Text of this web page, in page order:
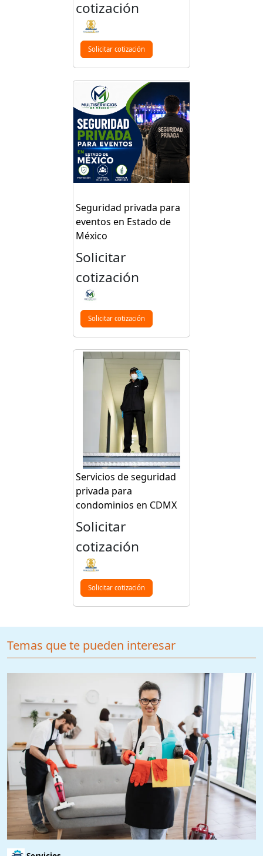
cotización
Solicitar cotización
Seguridad privada para
eventos en Estado de
México
Solicitar
cotización
Solicitar cotización
Servicios de seguridad
privada para
condominios en CDMX
Solicitar
cotización
Solicitar cotización
Temas que te pueden interesar